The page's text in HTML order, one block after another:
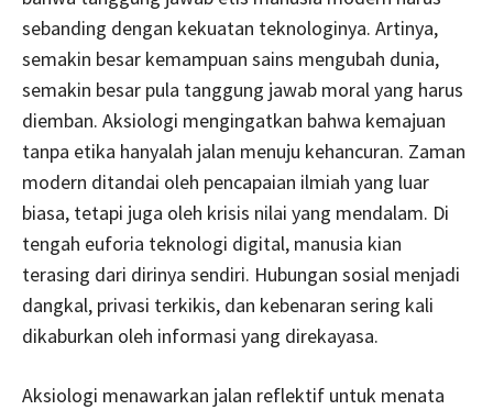
sebanding dengan kekuatan teknologinya. Artinya,
semakin besar kemampuan sains mengubah dunia,
semakin besar pula tanggung jawab moral yang harus
diemban. Aksiologi mengingatkan bahwa kemajuan
tanpa etika hanyalah jalan menuju kehancuran. Zaman
modern ditandai oleh pencapaian ilmiah yang luar
biasa, tetapi juga oleh krisis nilai yang mendalam. Di
tengah euforia teknologi digital, manusia kian
terasing dari dirinya sendiri. Hubungan sosial menjadi
dangkal, privasi terkikis, dan kebenaran sering kali
dikaburkan oleh informasi yang direkayasa.
Aksiologi menawarkan jalan reflektif untuk menata